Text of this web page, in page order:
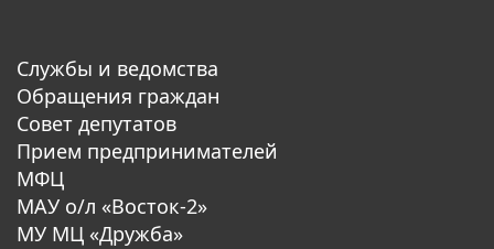
Службы и ведомства
Обращения граждан
Совет депутатов
Прием предпринимателей
МФЦ
МАУ о/л «Восток-2»
МУ МЦ «Дружба»